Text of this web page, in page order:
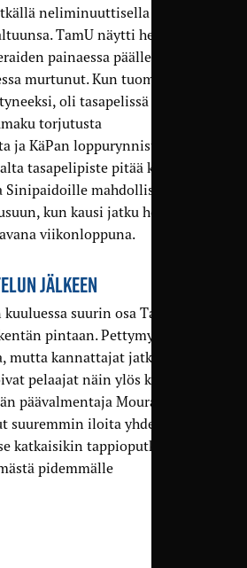
neliminuuttisella
TamU näytti hetkittäin
painaessa päälle, mutta
murtunut. Kun tuomari
oli tasapelissä pieni
torjutusta
ja KäPan loppurynnistyksestä
tasapelipiste pitää kauden
Sinipaidoille mahdollisuuden
kun kausi jatku heti
viikonloppuna.
JÄLKEEN
suurin osa TamUn
pintaan. Pettymys oli
mutta kannattajat jatkoivat
pelaajat näin ylös kentän
päävalmentaja Mourad
suuremmin iloita yhdestä
katkaisikin tappioputken, ja
pidemmälle